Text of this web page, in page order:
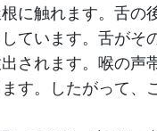
に触れます。舌
ています。舌が
されます。喉の声
す。したがって、